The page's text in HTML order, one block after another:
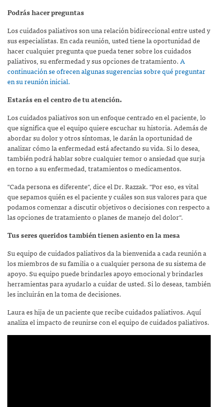
Podrás hacer preguntas
Los cuidados paliativos son una relación bidireccional entre usted y
sus especialistas. En cada reunión, usted tiene la oportunidad de
hacer cualquier pregunta que pueda tener sobre los cuidados
paliativos, su enfermedad y sus opciones de tratamiento.A
continuación se ofrecen algunas sugerencias sobre qué preguntar
en su reunión inicial.
Estarás en el centro de tu atención.
Los cuidados paliativos son un enfoque centrado en el paciente, lo
que significa que el equipo quiere escuchar su historia. Además de
abordar su dolor y otros síntomas, le darán la oportunidad de
analizar cómo la enfermedad está afectando su vida. Si lo desea,
también podrá hablar sobre cualquier temor o ansiedad que surja
en torno a su enfermedad, tratamientos o medicamentos.
"Cada persona es diferente", dice el Dr. Razzak. "Por eso, es vital
que sepamos quién es el paciente y cuáles son sus valores para que
podamos comenzar a discutir objetivos o decisiones con respecto a
las opciones de tratamiento o planes de manejo del dolor".
Tus seres queridos también tienen asiento en la mesa
Su equipo de cuidados paliativos da la bienvenida a cada reunión a
los miembros de su familia o a cualquier persona de su sistema de
apoyo. Su equipo puede brindarles apoyo emocional y brindarles
herramientas para ayudarlo a cuidar de usted. Si lo deseas, también
les incluirán en la toma de decisiones.
Laura es hija de un paciente que recibe cuidados paliativos. Aquí
analiza el impacto de reunirse con el equipo de cuidados paliativos.